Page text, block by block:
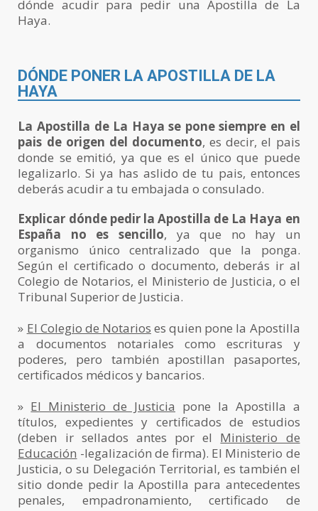
dónde acudir para pedir una Apostilla de La
Haya.
DÓNDE PONER LA APOSTILLA DE LA
HAYA
La Apostilla de La Haya se pone siempre en el
pais de origen del documento, es decir, el pais
donde se emitió, ya que es el único que puede
legalizarlo. Si ya has aslido de tu pais, entonces
deberás acudir a tu embajada o consulado.
Explicar dónde pedir la Apostilla de La Haya en
España no es sencillo, ya que no hay un
organismo único centralizado que la ponga.
Según el certificado o documento, deberás ir al
Colegio de Notarios, el Ministerio de Justicia, o el
Tribunal Superior de Justicia.
» El Colegio de Notarios es quien pone la Apostilla
a documentos notariales como escrituras y
poderes, pero también apostillan pasaportes,
certificados médicos y bancarios.
» El Ministerio de Justicia pone la Apostilla a
títulos, expedientes y certificados de estudios
(deben ir sellados antes por el Ministerio de
Educación -legalización de firma). El Ministerio de
Justicia, o su Delegación Territorial, es también el
sitio donde pedir la Apostilla para antecedentes
penales, empadronamiento, certificado de